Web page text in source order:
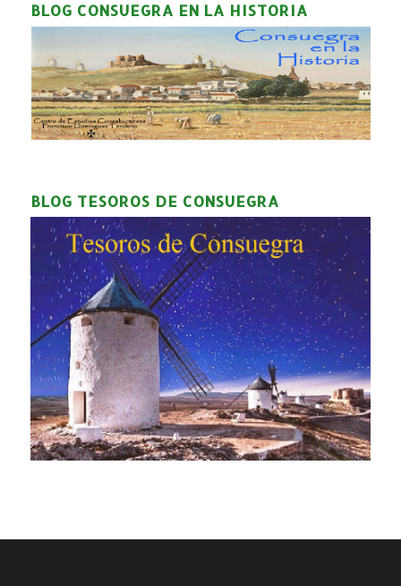
BLOG CONSUEGRA EN LA HISTORIA
BLOG TESOROS DE CONSUEGRA